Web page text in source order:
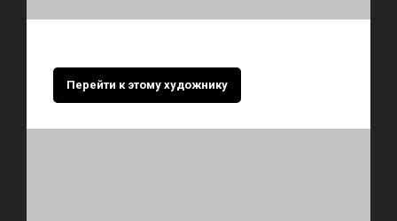
Перейти к этому художнику